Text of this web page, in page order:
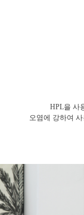
HPL을 사
오염에 강하여 사